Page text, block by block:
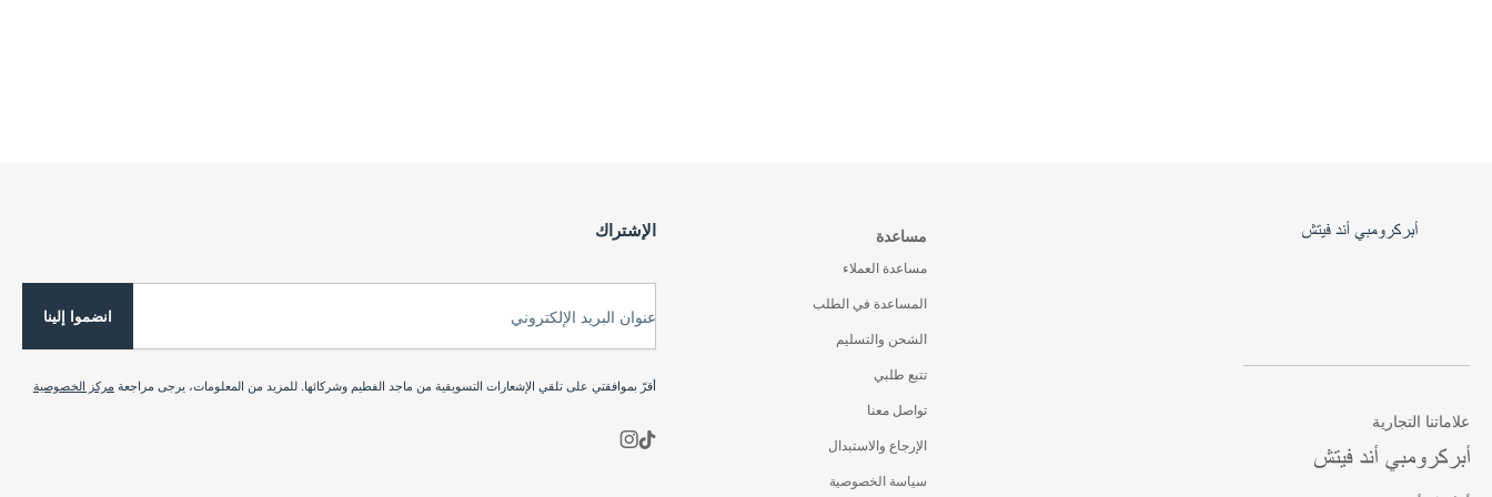
علاماتنا التجارية
مساعدة
مساعدة العملاء
المساعدة في الطلب
الشحن والتسليم
تتبع طلبي
تواصل معنا
الإرجاع والاستبدال
سياسة الخصوصية
الإشتراك
عنوان البريد الإلكتروني انضموا إلينا
أقرّ بموافقتي على تلقي الإشعارات التسويقية من ماجد الفطيم وشركائها. للمزيد من المعلومات، يرجى مراجعة مركز الخصوصية